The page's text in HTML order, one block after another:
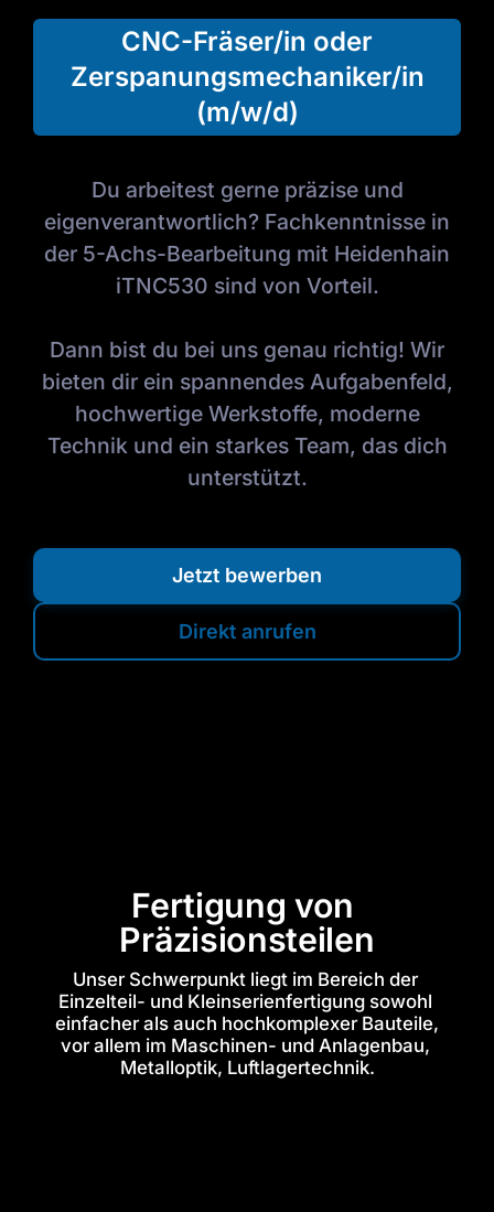
CNC-Fräser/in oder
Zerspanungsmechaniker/in
(m/w/d)
Du arbeitest gerne präzise und
eigenverantwortlich? Fachkenntnisse in
der 5-Achs-Bearbeitung mit Heidenhain
iTNC530 sind von Vorteil.
Dann bist du bei uns genau richtig! Wir
bieten dir ein spannendes Aufgabenfeld,
hochwertige Werkstoffe, moderne
Technik und ein starkes Team, das dich
unterstützt.
Jetzt bewerben
Direkt anrufen
Fertigung von
Präzisionsteilen
Unser Schwerpunkt liegt im Bereich der
Einzelteil- und Kleinserienfertigung sowohl
einfacher als auch hochkomplexer Bauteile,
vor allem im Maschinen- und Anlagenbau,
Metalloptik, Luftlagertechnik.